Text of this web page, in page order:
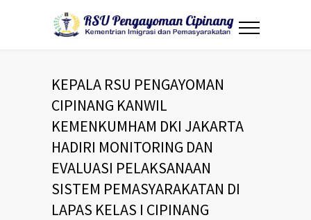
KEPALA RSU PENGAYOMAN
CIPINANG KANWIL
KEMENKUMHAM DKI JAKARTA
HADIRI MONITORING DAN
EVALUASI PELAKSANAAN
SISTEM PEMASYARAKATAN DI
LAPAS KELAS I CIPINANG